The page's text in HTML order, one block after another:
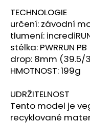
TECHNOLOGIE
určení: závodní
tlumení:
stélka: PWRRUN PB
drop: 8mm (39.5/
HMOTNOST: 199g
UDRŽITELNOST
Tento model je
recyklované
SAUCONY
TRIUMPH
24
QUARTZ/EGGPLANT
4
Kč